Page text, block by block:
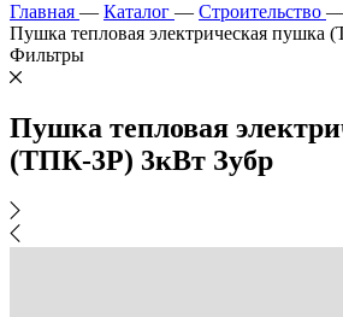
Главная — Каталог — Строительство
Пушка тепловая электрическая пушка
Фильтры
Пушка тепловая
(ТПК-3Р) 3кВт Зубр